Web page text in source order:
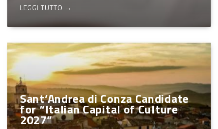
LEGGI TUTTO →
Sant’Andrea di Conza Candidate
for “Italian Capital of Culture
2027”